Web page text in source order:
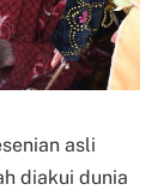
asli
diakui dunia